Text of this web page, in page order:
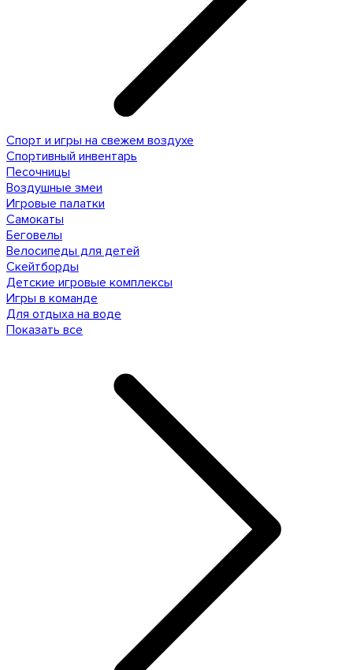
Спорт и игры на свежем воздухе
Спортивный инвентарь
Песочницы
Воздушные змеи
Игровые палатки
Самокаты
Беговелы
Велосипеды для детей
Скейтборды
Детские игровые комплексы
Игры в команде
Для отдыха на воде
Показать все